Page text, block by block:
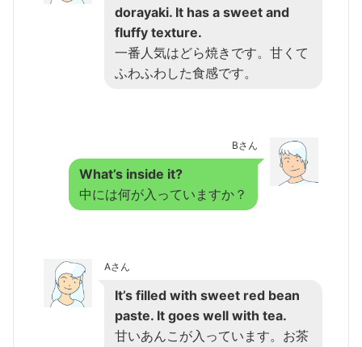
dorayaki. It has a sweet and
fluffy texture.
一番人気はどら焼きです。甘くて
ふわふわした食感です。
Bさん
What’s inside it?
中には何が入っていますか？
Aさん
It’s filled with sweet red bean
paste. It goes well with tea.
甘いあんこが入っています。お茶